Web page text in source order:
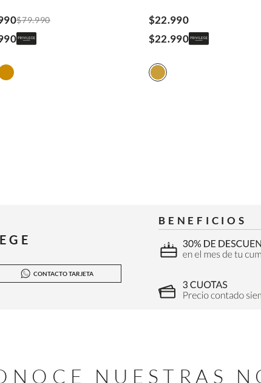
$79.990 $22.990
$22.990
CONTACTO TARJETA
BENEFICIOS
NUESTRAS